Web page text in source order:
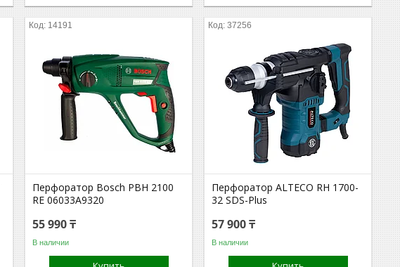
14191
Перфоратор Bosch PBH 2100
RE 06033A9320
55 990 ₸
В наличии
37256
Перфоратор ALTECO RH 1700-
32 SDS-Plus
57 900 ₸
В наличии